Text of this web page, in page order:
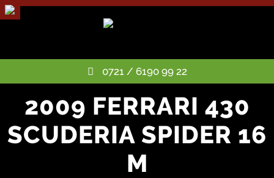
0721 / 6190 99 22
2009 FERRARI 430
SCUDERIA SPIDER 16
M